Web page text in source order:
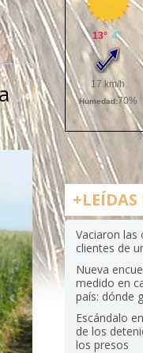
+LEÍDAS
Vaciaron las
clientes de
Nueva
medido en
país: dónde
Escándalo
de los
los presos